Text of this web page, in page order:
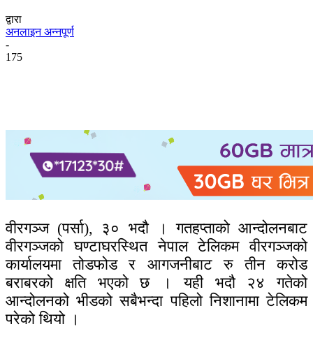
द्वारा
अनलाइन अन्नपूर्ण
-
175
वीरगञ्ज (पर्सा), ३० भदौ । गतहप्ताको आन्दोलनबाट
वीरगञ्जको घण्टाघरस्थित नेपाल टेलिकम वीरगञ्जको
कार्यालयमा तोडफोड र आगजनीबाट रु तीन करोड
बराबरको क्षति भएको छ । यही भदौ २४ गतेको
आन्दोलनको भीडको सबैभन्दा पहिलो निशानामा टेलिकम
परेको थियो ।